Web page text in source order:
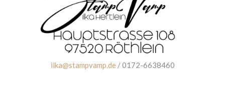
ilka@stampvamp.de/ 0172-6638460